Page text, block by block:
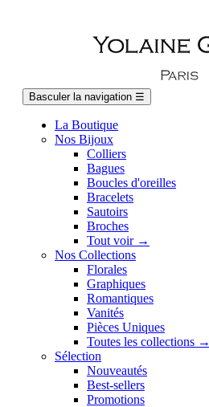
Basculer la navigation ☰
La Boutique
Nos Bijoux
Colliers
Bagues
Boucles d'oreilles
Bracelets
Sautoirs
Broches
Tout voir →
Nos Collections
Florales
Graphiques
Romantiques
Vanités
Pièces Uniques
Toutes les collections →
Sélection
Nouveautés
Best-sellers
Promotions